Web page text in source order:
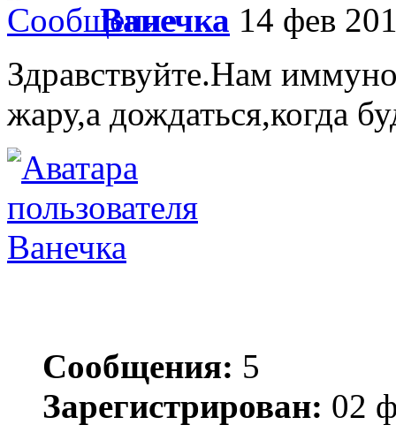
Ванечка 14 фев
Здравствуйте.Нам
жару,а дождаться,когда
Ванечка
Сообщения: 5
Зарегистрирован: 02